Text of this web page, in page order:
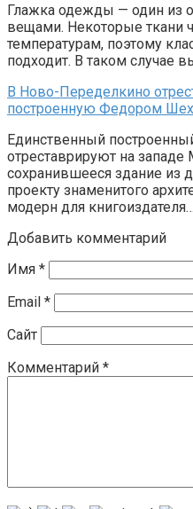
Глажка одежды — один из
вещами. Некоторые ткани
температурам, поэтому
подходит. В таком случае
В Ново-Переделкино
построенную Федором
Единственный
отреставрируют на
сохранившееся здание из
проекту знаменитого
модерн для книгоиздателя…
Добавить комментарий
Имя *
Email *
Сайт
Комментарий *